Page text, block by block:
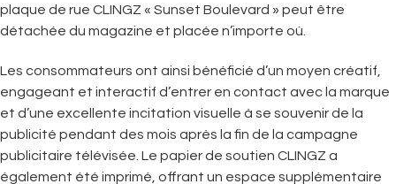
plaque de rue CLINGZ « Sunset Boulevard » peut être
détachée du magazine et placée n’importe où.
Les consommateurs ont ainsi bénéficié d’un moyen créatif,
engageant et interactif d’entrer en contact avec la marque
et d’une excellente incitation visuelle à se souvenir de la
publicité pendant des mois après la fin de la campagne
publicitaire télévisée. Le papier de soutien CLINGZ a
également été imprimé, offrant un espace supplémentaire